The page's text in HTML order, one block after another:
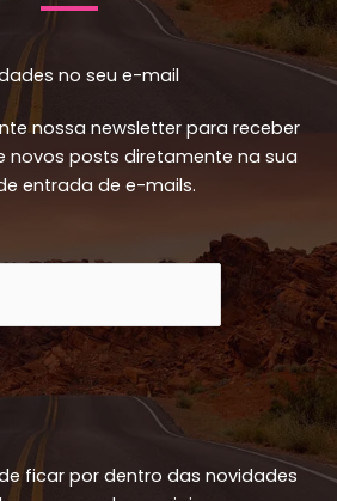
no seu e-mail
nossa newsletter para receber
novos posts diretamente na sua
entrada de e-mails.
ficar por dentro das novidades